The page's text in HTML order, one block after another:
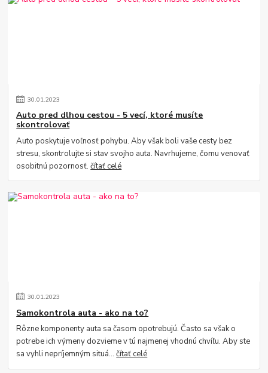
30.01.2023
Auto pred dlhou cestou - 5 vecí, ktoré musíte
skontrolovať
Auto poskytuje voľnosť pohybu. Aby však boli vaše cesty bez
stresu, skontrolujte si stav svojho auta. Navrhujeme, čomu venovať
osobitnú pozornosť.čítať celé
30.01.2023
Samokontrola auta - ako na to?
Rôzne komponenty auta sa časom opotrebujú. Často sa však o
potrebe ich výmeny dozvieme v tú najmenej vhodnú chvíľu. Aby ste
sa vyhli nepríjemným situá...čítať celé